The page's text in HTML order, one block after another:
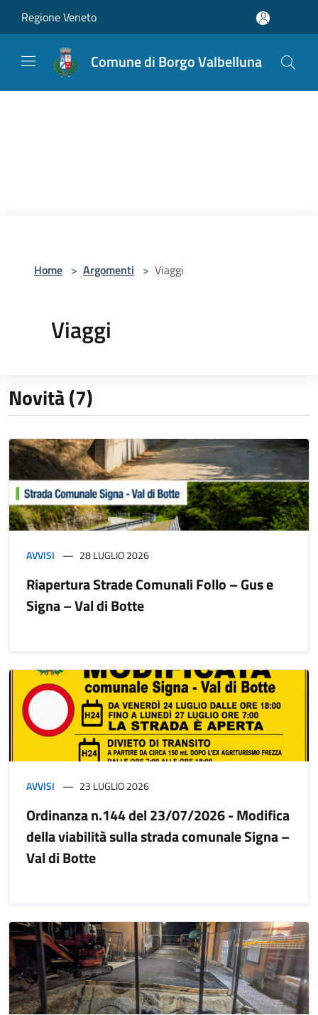
Regione Veneto
Comune di Borgo Valbelluna
Home > Argomenti > Viaggi
Viaggi
Novità (7)
AVVISI 28 LUGLIO 2026
Riapertura Strade Comunali Follo – Gus e
Signa – Val di Botte
AVVISI 23 LUGLIO 2026
Ordinanza n.144 del 23/07/2026 - Modifica
della viabilità sulla strada comunale Signa –
Val di Botte